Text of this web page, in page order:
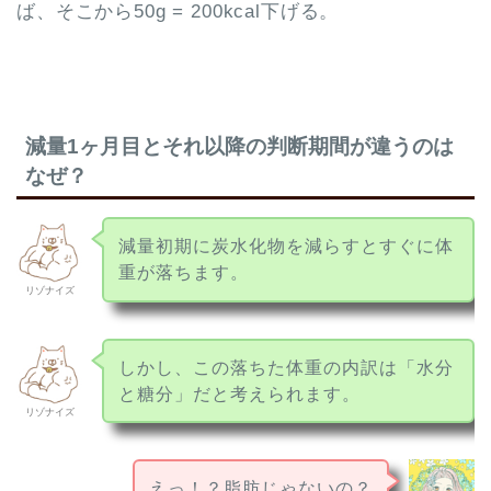
ば、そこから50g = 200kcal下げる。
減量1ヶ月目とそれ以降の判断期間が違うのは
なぜ？
リゾナイズ
減量初期に炭水化物を減らすとすぐに体
重が落ちます。
リゾナイズ
しかし、この落ちた体重の内訳は「水分
と糖分」だと考えられます。